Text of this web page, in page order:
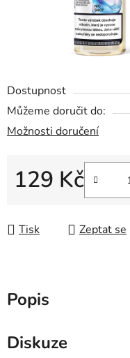
Dostupnost
Můžeme doručit do:
Možnosti doručení
129 Kč
Tisk Zeptat se
Popis
Diskuze